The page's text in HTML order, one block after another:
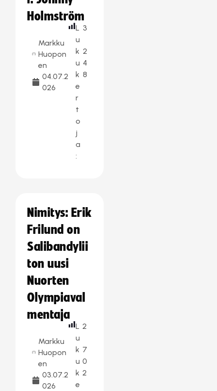
Holmström
Markku
Huopon
en
04.07.2
026
L
u
k
u
k
e
r
t
o
j
a
:
3
2
4
8
Nimitys: Erik
Frilund on
Salibandylii
ton uusi
Nuorten
Olympiaval
mentaja
Markku
Huopon
en
03.07.2
026
L
u
k
u
k
e
2
7
0
2